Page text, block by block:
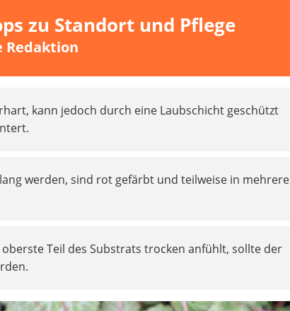
zu Standort und Pflege
Redaktion
kann jedoch durch eine Laubschicht geschützt
werden, sind rot gefärbt und teilweise in mehrere
Teil des Substrats trocken anfühlt, sollte der